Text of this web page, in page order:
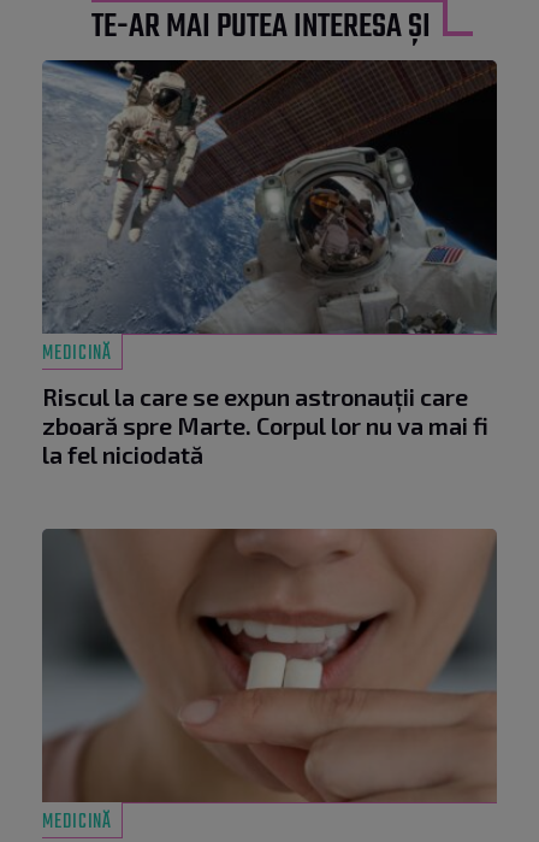
TE-AR MAI PUTEA INTERESA ȘI
MEDICINĂ
Riscul la care se expun astronauții care
zboară spre Marte. Corpul lor nu va mai fi
la fel niciodată
MEDICINĂ